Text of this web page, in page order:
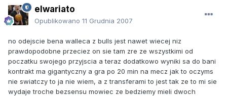
elwariato
Opublikowano 11 Grudnia 2007
no odejscie bena walleca z bulls jest nawet wiecej niz
prawdopodobne przeciez on sie tam zre ze wszystkimi od
poczatku swojego przyjscia a teraz dodatkowo wyniki sa do bani
kontrakt ma gigantyczny a gra po 20 min na mecz jak to oczyms
nie swiatczy to ja nie wiem, a z transferami to jest tak ze to mi sie
wydaje troche bezsensu mowiec ze bedziemy mieli dwoch